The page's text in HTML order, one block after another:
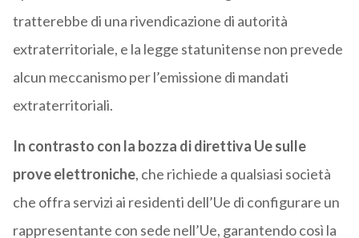
tratterebbe di una rivendicazione di autorità
extraterritoriale, e la legge statunitense non prevede
alcun meccanismo per l’emissione di mandati
extraterritoriali.
In contrasto con la bozza di direttiva Ue sulle
prove elettroniche, che richiede a qualsiasi società
che offra servizi ai residenti dell’Ue di configurare un
rappresentante con sede nell’Ue, garantendo così la